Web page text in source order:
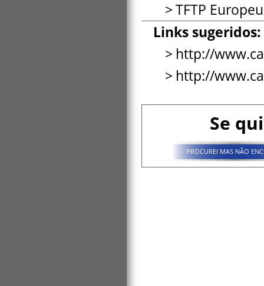
TFTP Europeu
Links sugeridos:
http://
http://
Se
PROCUREI MAS NÃO